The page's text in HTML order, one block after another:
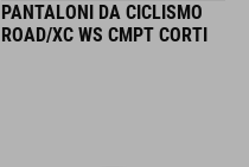
PANTALONI DA CICLISMO
ROAD/XC WS CMPT CORTI